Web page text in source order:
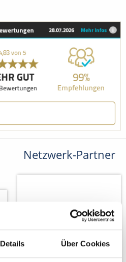
Details Über Cookies
Netzwerk-Partner